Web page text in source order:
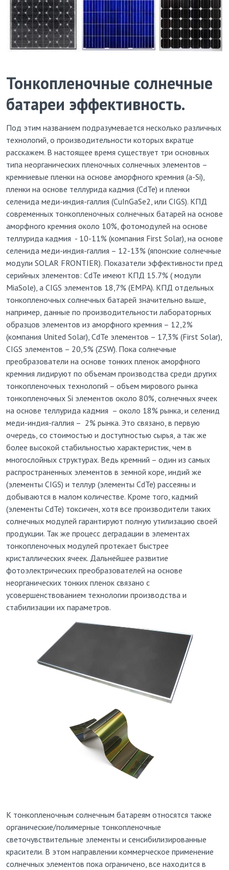
Тонкопленочные солнечные
батареи эффективность.
Под этим названием подразумевается несколько различных
технологий, о производительности которых вкратце
расскажем. В настоящее время существует три основных
типа неорганических пленочных солнечных элементов –
кремниевые пленки на основе аморфного кремния (a-Si),
пленки на основе теллурида кадмия (CdTe) и пленки
селенида меди-индия-галлия (CuInGaSe2, или CIGS). КПД
современных тонкопленочных солнечных батарей на основе
аморфного кремния около 10%, фотомодулей на основе
теллурида кадмия - 10-11% (компания First Solar), на основе
селенида меди-индия-галлия – 12-13% (японские солнечные
модули SOLAR FRONTIER). Показатели эффективности пред
серийных элементов: CdTe имеют КПД 15.7% ( модули
MiaSole), а CIGS элементов 18,7% (ЕМРА). КПД отдельных
тонкопленочных солнечных батарей значительно выше,
например, данные по производительности лабораторных
образцов элементов из аморфного кремния – 12,2%
(компания United Solar), CdTe элементов – 17,3% (First Solar),
CIGS элементов – 20,5% (ZSW). Пока солнечные
преобразователи на основе тонких пленок аморфного
кремния лидируют по объемам производства среди других
тонкопленочных технологий – объем мирового рынка
тонкопленочных Si элементов около 80%, солнечных ячеек
на основе теллурида кадмия – около 18% рынка, и селенид
меди-индия-галлия – 2% рынка. Это связано, в первую
очередь, со стоимостью и доступностью сырья, а так же
более высокой стабильностью характеристик, чем в
многослойных структурах. Ведь кремний – один из самых
распространенных элементов в земной коре, индий же
(элементы CIGS) и теллур (элементы CdTe) рассеяны и
добываются в малом количестве. Кроме того, кадмий
(элементы CdTe) токсичен, хотя все производители таких
солнечных модулей гарантируют полную утилизацию своей
продукции. Так же процесс деградации в элементах
тонкопленочных модулей протекает быстрее
кристаллических ячеек. Дальнейшее развитие
фотоэлектрических преобразователей на основе
неорганических тонких пленок связано с
усовершенствованием технологии производства и
стабилизации их параметров.
К тонкопленочным солнечным батареям относятся также
органические/полимерные тонкопленочные
светочувствительные элементы и сенсибилизированные
красители. В этом направлении коммерческое применение
солнечных элементов пока ограничено, все находится в